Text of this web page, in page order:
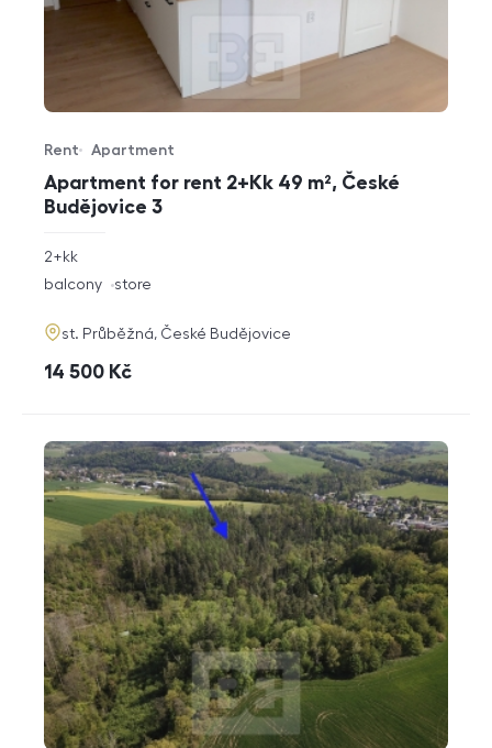
Apartment for rent 2+Kk 49 m², České
Budějovice 3
Offer type
Rent
Property type
Apartment
rozměry
disposition
2+kk
funkce
balcony store
adresa
st. Průběžná, České Budějovice
cena
14 500 Kč